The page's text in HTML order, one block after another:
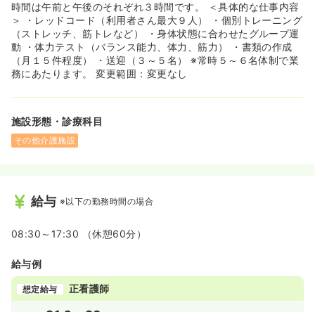
時間は午前と午後のそれぞれ３時間です。 ＜具体的な仕事内容
＞ ・レッドコード（利用者さん最大９人） ・個別トレーニング
（ストレッチ、筋トレなど） ・身体状態に合わせたグループ運
動 ・体力テスト（バランス能力、体力、筋力） ・書類の作成
（月１５件程度） ・送迎（３～５名） ※常時５～６名体制で業
務にあたります。 変更範囲：変更なし
施設形態・診療科目
その他介護施設
給与 ※以下の勤務時間の場合
08:30～17:30 （休憩60分）
給与例
想定給与 正看護師